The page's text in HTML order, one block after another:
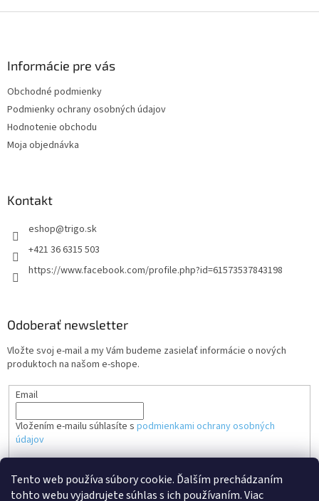
Tento web používa súbory cookie. Ďalším prechádzaním
tohto webu vyjadrujete súhlas s ich používaním. Viac
Informácie pre vás
Obchodné podmienky
Podmienky ochrany osobných údajov
Hodnotenie obchodu
Moja objednávka
Kontakt
eshop@trigo.sk
+421 36 6315 503
https://www.facebook.com/profile.php?id=61573537843198
Odoberať newsletter
Vložte svoj e-mail a my Vám budeme zasielať informácie o nových
produktoch na našom e-shope.
Email
Vložením e-mailu súhlasíte s podmienkami ochrany osobných
údajov
PRIHLÁSIŤ SA